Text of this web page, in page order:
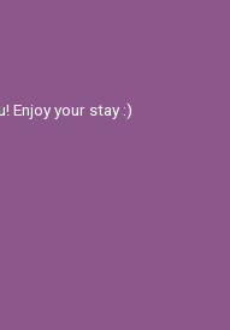
Enjoy your stay :)